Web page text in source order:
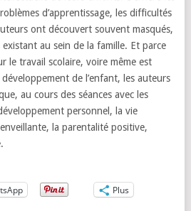
d’apprentissage, les difficultés
ont découvert souvent masqués,
au sein de la famille. Et parce
le travail scolaire, voire même est
de l’enfant, les auteurs
au cours des séances avec les
personnel, la vie
la parentalité positive,
Plus